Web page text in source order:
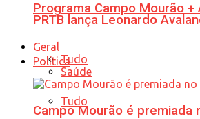
Programa Campo Mourão
Política
Tudo
PRTB lança Leonardo
Geral
Tudo
Saúde
Campo Mourão é premiada